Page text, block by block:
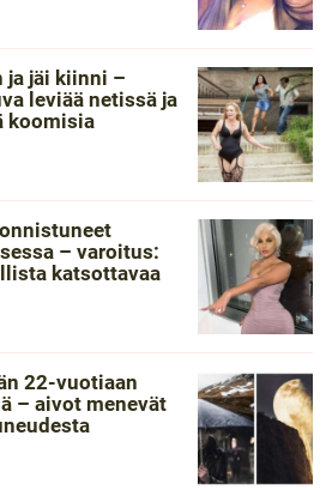
ja jäi kiinni –
leviää netissä ja
koomisia
– varoitus:
katsottavaa
22-vuotiaan
– aivot menevät